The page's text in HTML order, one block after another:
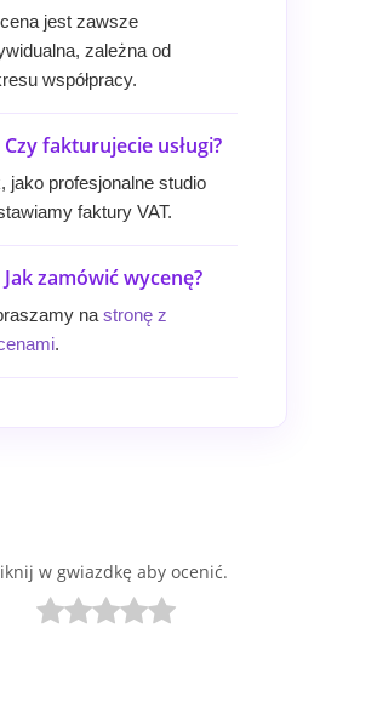
jest zawsze
zależna od
współpracy.
Czy fakturujecie usługi?
jako profesjonalne studio
faktury VAT.
Jak zamówić wycenę?
nastronę z
.
w gwiazdkę aby ocenić.